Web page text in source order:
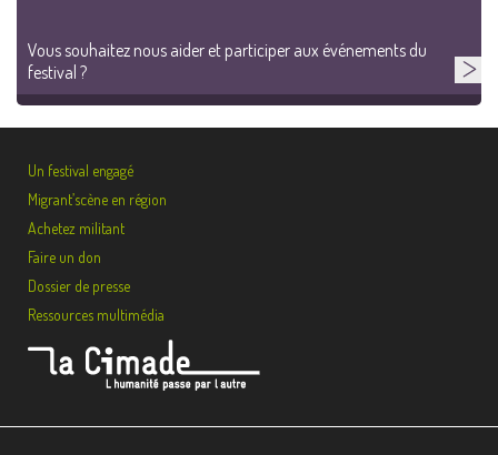
Vous souhaitez nous aider et participer aux événements du
festival ?
Un festival engagé
Migrant’scène en région
Achetez militant
Faire un don
Dossier de presse
Ressources multimédia